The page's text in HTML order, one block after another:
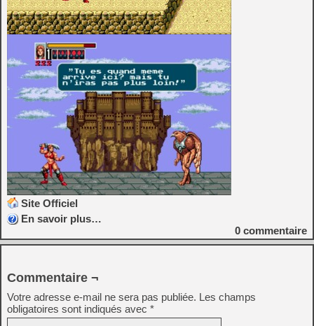
Site Officiel
En savoir plus…
0 commentaire
Commentaire ¬
Votre adresse e-mail ne sera pas publiée. Les champs
obligatoires sont indiqués avec *